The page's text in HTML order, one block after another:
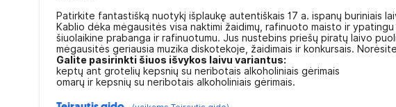
Patirkite fantastišką nuotykį išplaukę autentiškais 17 a. ispanų buriniais
Kablio dėka mėgausitės visa naktimi žaidimų, rafinuoto maisto ir
šiuolaikine prabanga ir rafinuotumu. Jus nustebins priešų piratų laivo
mėgausitės geriausia muzika diskotekoje, žaidimais ir konkursais.
Galite pasirinkti šiuos išvykos laivu variantus:
keptų ant grotelių kepsnių su neribotais alkoholiniais gėrimais
omarų ir kepsnių su neribotais alkoholiniais gėrimais.